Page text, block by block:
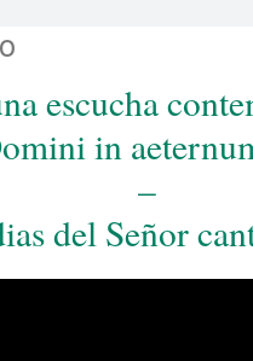
escucha
in
–
del Señor